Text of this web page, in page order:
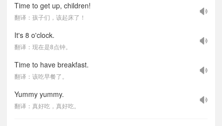
Time to get up, children!
翻译：孩子们，该起床了！
It's 8 o'clock.
翻译：现在是8点钟。
Time to have breakfast.
翻译：该吃早餐了。
Yummy yummy.
翻译：真好吃，真好吃。